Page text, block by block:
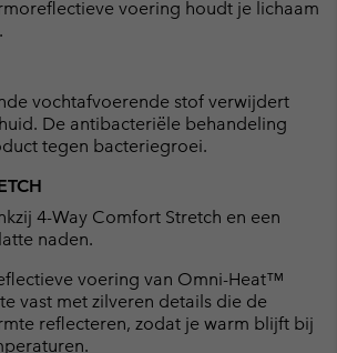
voering houdt je lichaam
vochtafvoerende stof verwijdert
De antibacteriële behandeling
tegen bacteriegroei.
4-Way Comfort Stretch en een
naden.
voering van Omni-Heat™
vast met zilveren details die de
reflecteren, zodat je warm blijft bij